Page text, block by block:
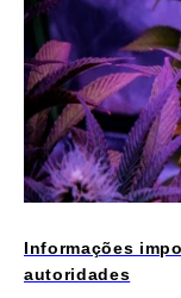
Informações
autoridades